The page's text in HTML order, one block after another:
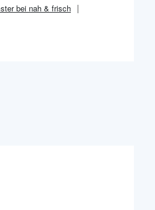
bei nah & frisch